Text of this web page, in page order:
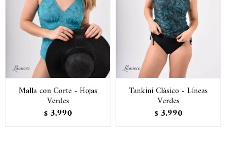
Malla con Corte - Hojas
Verdes
$ 3.990
Tankini Clásico - Líneas
Verdes
$ 3.990